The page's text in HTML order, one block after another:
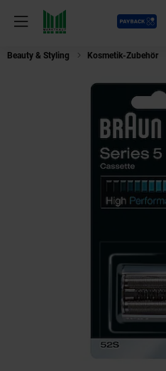
Menü
Payback
Beauty & Styling Kosmetik-Zubehör